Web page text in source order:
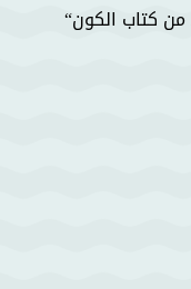
كتاب الكون